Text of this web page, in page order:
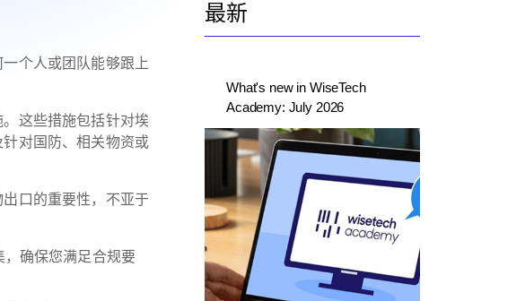
个人或团队能够跟上
这些措施包括针对埃
对国防、相关物资或
口的重要性，不亚于
确保您满足合规要
最新
What's new in WiseTech
Academy: July 2026